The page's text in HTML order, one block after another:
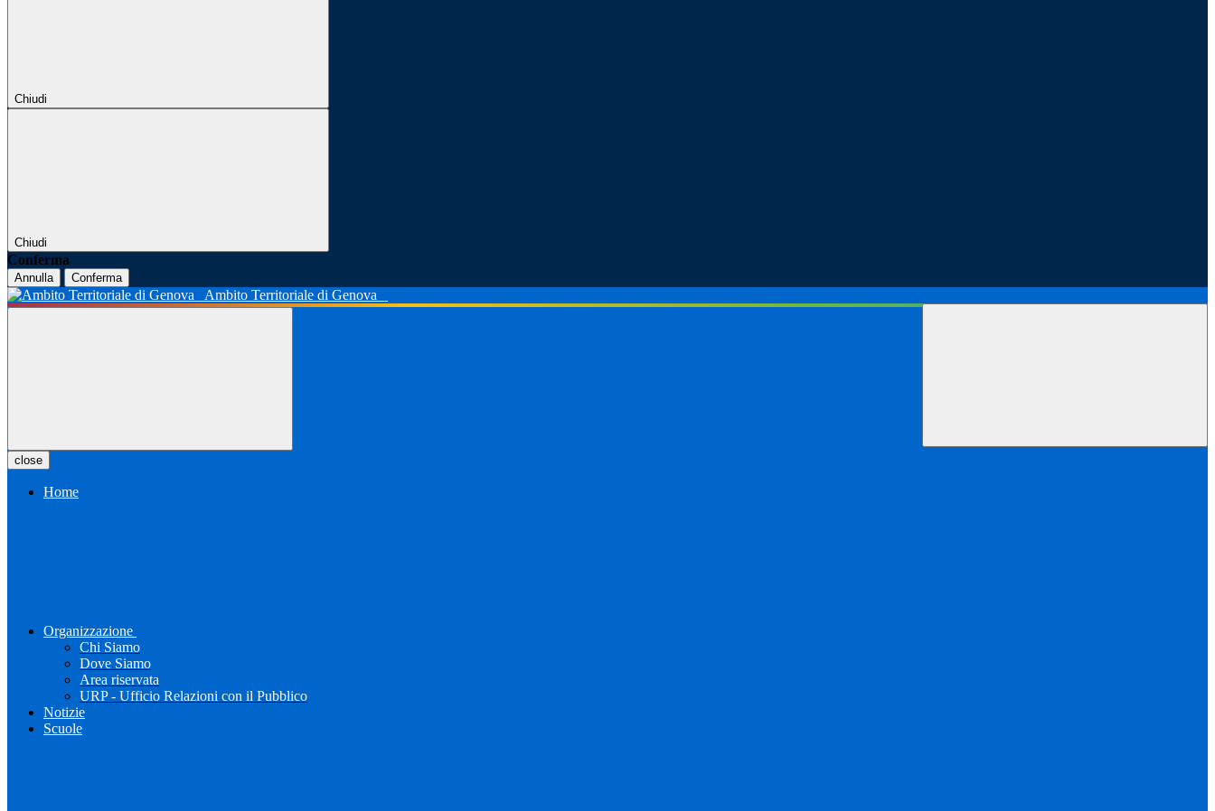
Chiudi
Chiudi
Conferma
Annulla Conferma
Ambito Territoriale di Genova
close
Home
Organizzazione
Chi Siamo
Dove Siamo
Area riservata
URP - Ufficio Relazioni con il Pubblico
Notizie
Scuole